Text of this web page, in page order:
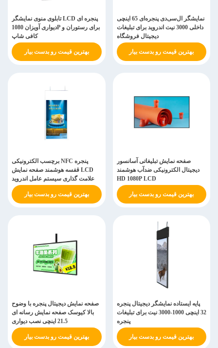
تابلوی منوی نمایشگر LCD پنجره ای
دیواری آویزان 1080P برای رستوران و
کافی شاپ
بهترین قیمت رو بدست بیار
نمایشگر ال‌سی‌دی پنجره‌ای 65 اینچی
داخلی 3000 نیت اندروید برای تبلیغات
دیجیتال فروشگاه
بهترین قیمت رو بدست بیار
برچسب الکترونیکی NFC پنجره
قفسه هوشمند صفحه نمایش LCD
علامت گذاری سیستم عامل اندروید
بهترین قیمت رو بدست بیار
صفحه نمایش تبلیغاتی آسانسور
دیجیتال الکترونیکی ضدآب هوشمند
HD 1080P LCD
بهترین قیمت رو بدست بیار
صفحه نمایش دیجیتال پنجره با وضوح
بالا کیوسک صفحه نمایش رسانه ای
21.5 اینچی نصب دیواری
بهترین قیمت رو بدست بیار
پایه ایستاده نمایشگر دیجیتال پنجره
32 اینچی 1000-3000 نیت برای تبلیغات
پنجره
بهترین قیمت رو بدست بیار